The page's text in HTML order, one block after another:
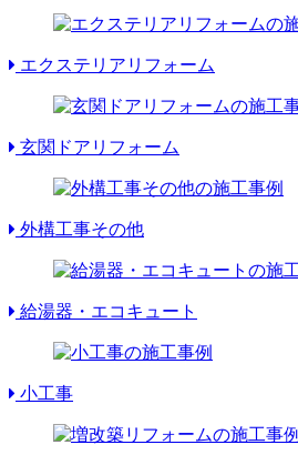
エクステリアリフォーム
玄関ドアリフォーム
外構工事その他
給湯器・エコキュート
小工事